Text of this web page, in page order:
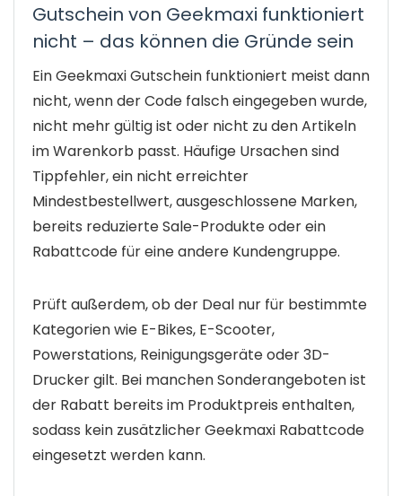
Gutschein von Geekmaxi funktioniert
nicht – das können die Gründe sein
Ein Geekmaxi Gutschein funktioniert meist dann
nicht, wenn der Code falsch eingegeben wurde,
nicht mehr gültig ist oder nicht zu den Artikeln
im Warenkorb passt. Häufige Ursachen sind
Tippfehler, ein nicht erreichter
Mindestbestellwert, ausgeschlossene Marken,
bereits reduzierte Sale-Produkte oder ein
Rabattcode für eine andere Kundengruppe.
Prüft außerdem, ob der Deal nur für bestimmte
Kategorien wie E-Bikes, E-Scooter,
Powerstations, Reinigungsgeräte oder 3D-
Drucker gilt. Bei manchen Sonderangeboten ist
der Rabatt bereits im Produktpreis enthalten,
sodass kein zusätzlicher Geekmaxi Rabattcode
eingesetzt werden kann.